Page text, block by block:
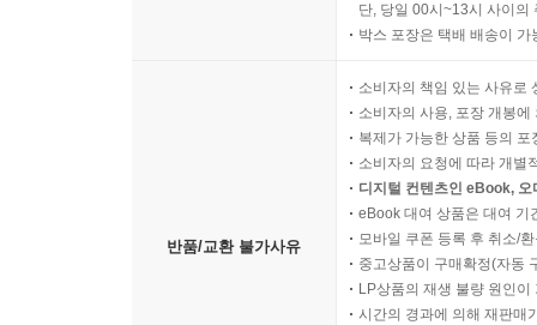
단, 당일 00시~13시 사이의
박스 포장은 택배 배송이
반품/교환 불가사유
소비자의 책임 있는 사유로
소비자의 사용, 포장 개봉
복제가 가능한 상품 등의
소비자의 요청에 따라 개별
디지털 컨텐츠인 eBook,
eBook 대여 상품은 대여 기
모바일 쿠폰 등록 후 취소/
중고상품이 구매확정(자동
LP상품의 재생 불량 원인
시간의 경과에 의해 재판매